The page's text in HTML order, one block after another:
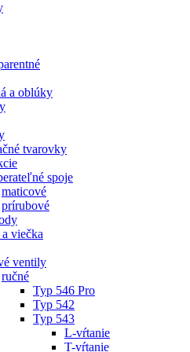
a oblúky
tvarovky
spoje
maticové
prírubové
viečka
ventily
ručné
Typ 546 Pro
Typ 542
Typ 543
L-vŕtanie
T-vŕtanie